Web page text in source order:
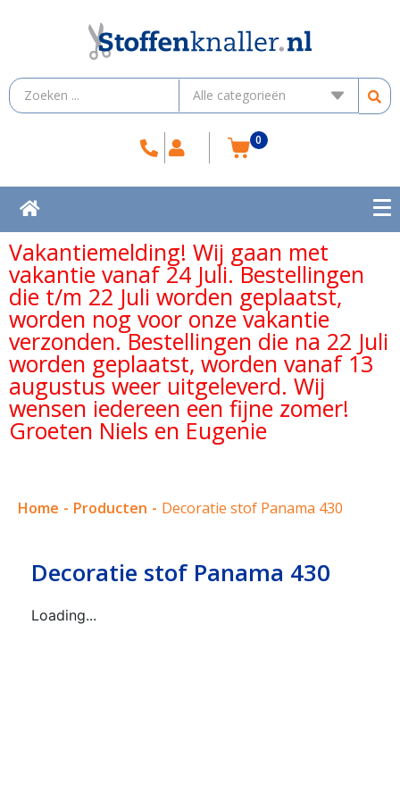
0
Vakantiemelding! Wij gaan met
vakantie vanaf 24 Juli. Bestellingen
die t/m 22 Juli worden geplaatst,
worden nog voor onze vakantie
verzonden. Bestellingen die na 22 Juli
worden geplaatst, worden vanaf 13
augustus weer uitgeleverd. Wij
wensen iedereen een fijne zomer!
Groeten Niels en Eugenie
Home - Producten - Decoratie stof Panama 430
Decoratie stof Panama 430
Loading...